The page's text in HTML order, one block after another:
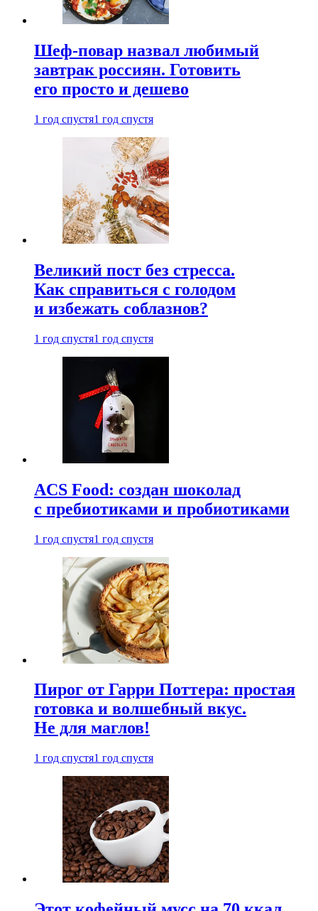
Шеф-повар назвал любимый
завтрак россиян. Готовить
его просто и дешево
1 год спустя1 год спустя
Великий пост без стресса.
Как справиться с голодом
и избежать соблазнов?
1 год спустя1 год спустя
ACS Food: создан шоколад
с пребиотиками и пробиотиками
1 год спустя1 год спустя
Пирог от Гарри Поттера: простая
готовка и волшебный вкус.
Не для маглов!
1 год спустя1 год спустя